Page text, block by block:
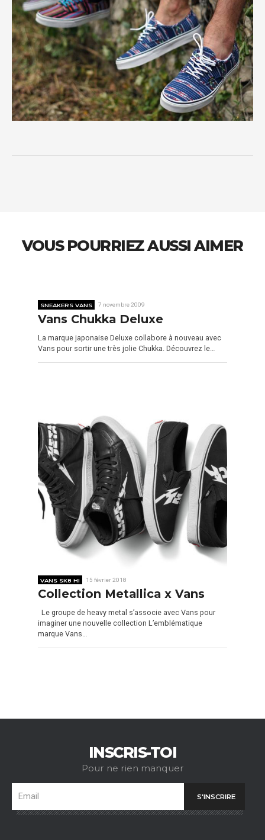
VOUS POURRIEZ AUSSI AIMER
SNEAKERS VANS 7 novembre 2009
Vans Chukka Deluxe
La marque japonaise Deluxe collabore à nouveau avec
Vans pour sortir une très jolie Chukka. Découvrez le…
VANS SK8 HI 15 février 2018
Collection Metallica x Vans
Le groupe de heavy metal s’associe avec Vans pour
imaginer une nouvelle collection L’emblématique
marque Vans…
INSCRIS-TOI
Pour ne rien manquer